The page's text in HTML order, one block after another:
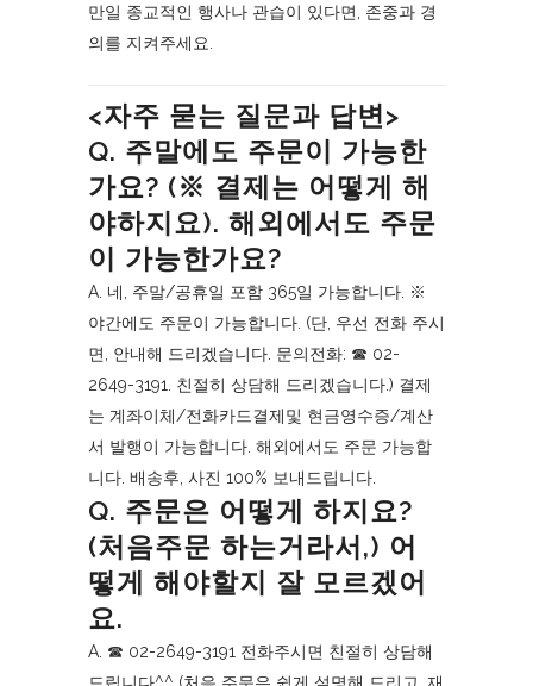
만일 종교적인 행사나 관습이 있다면, 존중과 경
의를 지켜주세요.
<자주 묻는 질문과 답변>
Q. 주말에도 주문이 가능한
가요? (※ 결제는 어떻게 해
야하지요). 해외에서도 주문
이 가능한가요?
A. 네, 주말/공휴일 포함 365일 가능합니다. ※
야간에도 주문이 가능합니다. (단, 우선 전화 주시
면, 안내해 드리겠습니다. 문의전화: ☎︎ 02-
2649-3191. 친절히 상담해 드리겠습니다.) 결제
는 계좌이체/전화카드결제및 현금영수증/계산
서 발행이 가능합니다. 해외에서도 주문 가능합
니다. 배송후, 사진 100% 보내드립니다.
Q. 주문은 어떻게 하지요?
(처음주문 하는거라서,) 어
떻게 해야할지 잘 모르겠어
요.
A. ☎︎ 02-2649-3191 전화주시면 친절히 상담해